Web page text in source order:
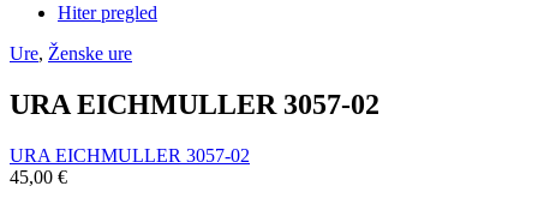
Hiter pregled
Ure, Ženske ure
URA EICHMULLER 3057-02
URA EICHMULLER 3057-02
45,00 €